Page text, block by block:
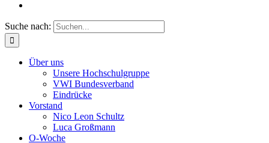
Suche nach:
Über uns
Unsere Hochschulgruppe
VWI Bundesverband
Eindrücke
Vorstand
Nico Leon Schultz
Luca Großmann
O-Woche